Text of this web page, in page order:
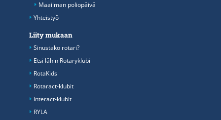
Maailman poliopäivä
Yhteistyö
Liity mukaan
Sinustako rotari?
Etsi lähin Rotaryklubi
RotaKids
Rotaract-klubit
Interact-klubit
RYLA